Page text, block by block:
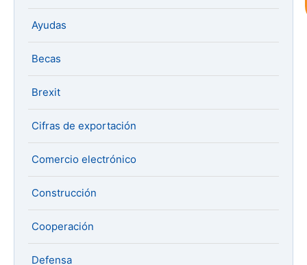
Ayudas
Becas
Brexit
Cifras de exportación
Comercio electrónico
Construcción
Cooperación
Defensa
¿En que te puedo ayudar hoy?